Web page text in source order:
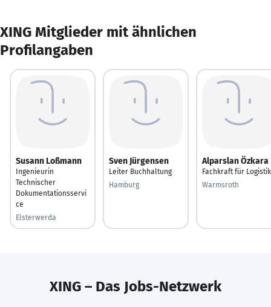
XING Mitglieder mit ähnlichen
Profilangaben
Susann Loßmann
Ingenieurin
Technischer
Dokumentationsservi
ce
Elsterwerda
Sven Jürgensen
Leiter Buchhaltung
Hamburg
Alparslan Özkara
Fachkraft für Logistik
Warmsroth
XING – Das Jobs-Netzwerk